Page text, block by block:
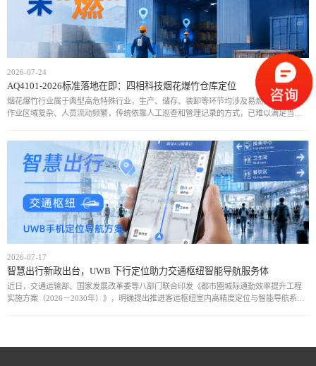
2026-07-24
AQ4101-2026标准落地在即：四相科技烟花爆竹仓库定位
烟花爆竹行业属于典型高危特殊行业，生产、储存、装卸等环节均涉及易燃易爆物质，
作业区域复杂、人员流动频繁，传统依靠人工巡查和管理记录的方式，已难以满足当前
2026-07-17
智慧出行新政出台，UWB 下行定位助力交通枢纽智能导航服务体
近日，交通运输部、国家发展改革委等八部门联合印发《都市圈城际通勤效率提升工程
实施方案（2026－2030年）》，明确提出推进客运枢纽室内高精度定位与智能导航系统